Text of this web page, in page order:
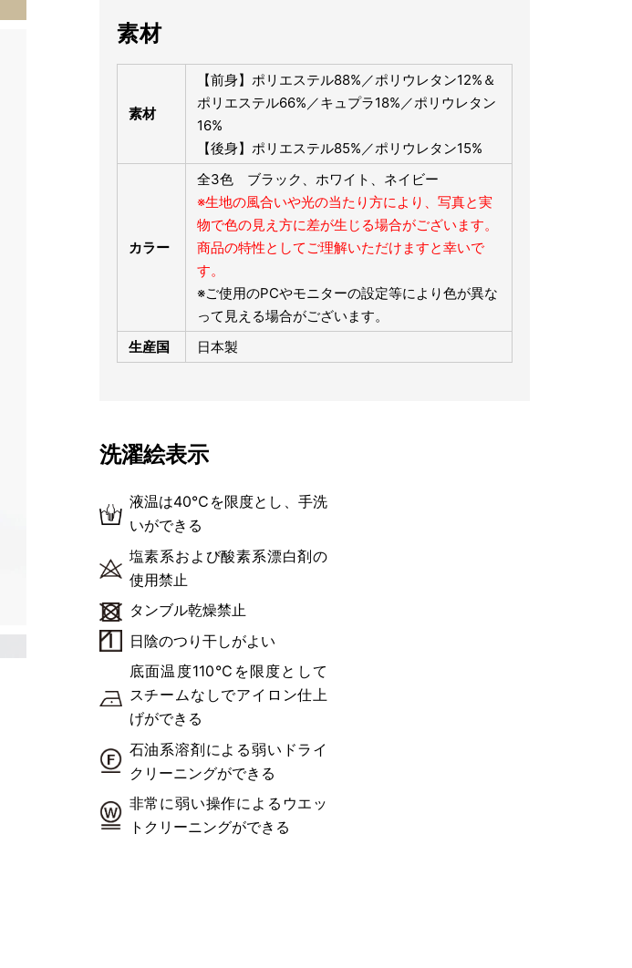
素材
素材
【前身】ポリエステル88%／ポリウレタン12%＆
ポリエステル66%／キュプラ18%／ポリウレタン
16%
【後身】ポリエステル85%／ポリウレタン15%
カラー
全3色 ブラック、ホワイト、ネイビー
※生地の風合いや光の当たり方により、写真と実
物で色の見え方に差が生じる場合がございます。
商品の特性としてご理解いただけますと幸いで
す。
※ご使用のPCやモニターの設定等により色が異な
って見える場合がございます。
生産国
日本製
洗濯絵表示
液温は40℃を限度とし、手洗
いができる
塩素系および酸素系漂白剤の
使用禁止
タンブル乾燥禁止
日陰のつり干しがよい
底面温度110℃を限度として
スチームなしでアイロン仕上
げができる
石油系溶剤による弱いドライ
クリーニングができる
非常に弱い操作によるウエッ
トクリーニングができる